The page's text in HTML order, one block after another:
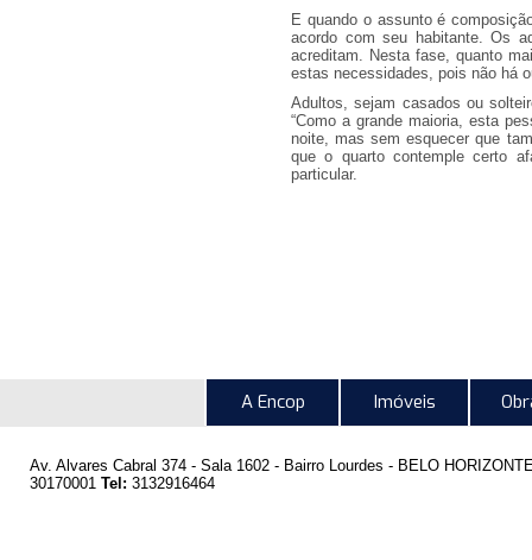
E quando o assunto é
acordo com seu habitante. Os
acreditam. Nesta fase, quanto
estas necessidades, pois não há
Adultos, sejam casados ou
“Como a grande maioria, esta
noite, mas sem esquecer que
que o quarto contemple certo
particular.
A Encop Imóveis
Av. Alvares Cabral 374 - Sala 1602 - Bairro Lourdes - BELO
30170001 Tel: 3132916464